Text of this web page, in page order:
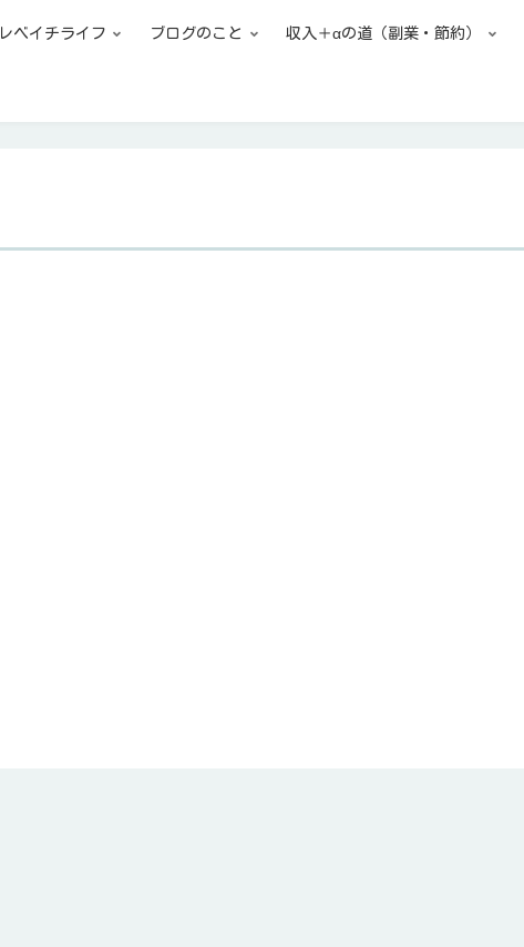
レベイチライフ ブログのこと 収入＋αの道（副業・節約）